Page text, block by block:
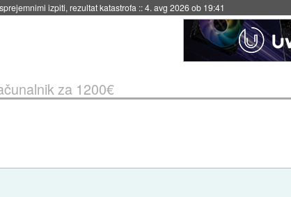
raketo za večkratno uporabo::4. avg 2026 ob 19:41
za 1200€